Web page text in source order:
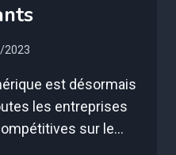
2023
est désormais
les entreprises
sur le…